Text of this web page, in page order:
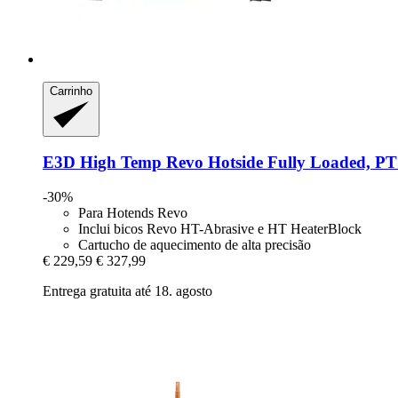
Carrinho
E3D High Temp Revo Hotside Fully Loaded,
-30%
Para Hotends Revo
Inclui bicos Revo HT-Abrasive e HT HeaterBlock
Cartucho de aquecimento de alta precisão
€ 229,59 € 327,99
Entrega gratuita até 18. agosto